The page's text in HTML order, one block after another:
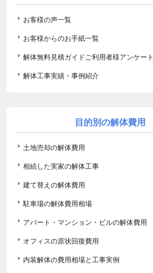
お客様の声一覧
お客様からのお手紙一覧
解体無料見積ガイドご利用者様アンケート
解体工事実績・事例紹介
目的別の解体費用
土地売却の解体費用
相続した実家の解体工事
建て替えの解体費用
駐車場の解体費用相場
アパート・マンション・ビルの解体費用
オフィスの原状回復費用
内装解体の費用相場と工事実例